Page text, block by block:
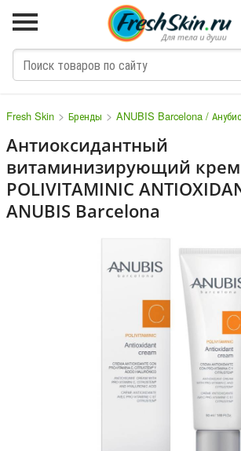
Fresh Skin > Бренды > ANUBIS Barcelona /
Антиоксидантный
витаминизирующий
POLIVITAMINIC
ANUBIS Barcelona
M N O P Q S T V